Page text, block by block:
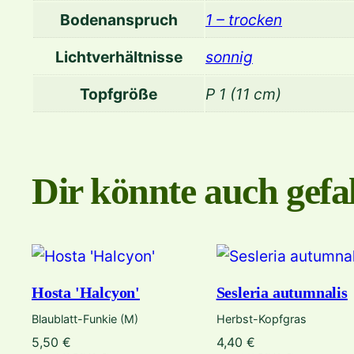
Bodenanspruch
1 – trocken
Lichtverhältnisse
sonnig
Topfgröße
P 1 (11 cm)
Dir könnte auch
Hosta 'Halcyon'
Blaublatt-Funkie (M)
5,50 €
Sesleria autumnalis
Herbst-Kopfgras
4,40 €